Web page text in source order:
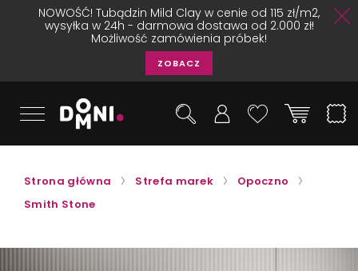
NOWOŚĆ! Tubądzin Mild Clay w cenie od 115 zł/m2,
wysyłka w 24h - darmowa dostawa od 2.000 zł!
Możliwość zamówienia próbek!
ZOBACZ
Strona główna Strefa marek
Opoczno
Smith Stone